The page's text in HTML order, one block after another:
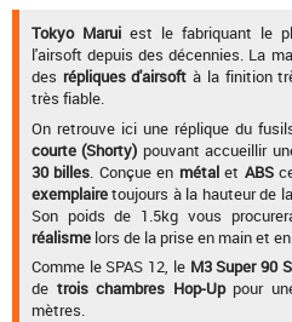
Tokyo Marui est le fabriquant le
l'airsoft depuis des décennies. La
des répliques d'airsoft à la finition
très fiable.
On retrouve ici une réplique du
courte (Shorty) pouvant accueillir
30 billes . Conçue en métalet ABS
exemplairetoujours à la hauteur de
Son poids de 1.5kg vous
réalisme lors de la prise en main et
Comme le SPAS 12, le M3 Super 90
de trois chambres Hop-Uppour
mètres.